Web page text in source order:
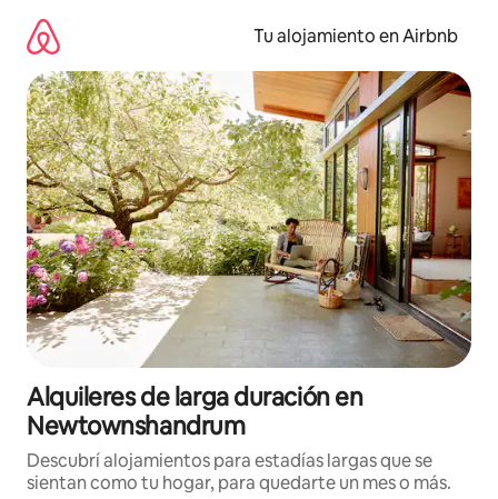
contenido
Tu alojamiento en Airbnb
Alquileres de larga duración en
Newtownshandrum
Descubrí alojamientos para estadías largas que se
sientan como tu hogar, para quedarte un mes o más.